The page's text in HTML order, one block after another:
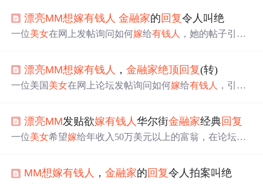
自己的建议。
漂亮MM想嫁有钱人 金融家的 回复令人叫绝
一位美女在网上发帖询问如何嫁给有钱人
，她的帖子引起
自我价值。
漂亮MM想嫁有钱人 ，金融家绝顶 回复(转)
一位美国 美女在网上论坛发帖询问如何嫁给有钱人
，引出
度解释了为何有钱人更倾向于短期交往而非婚姻。
漂亮MM发贴欲嫁有钱人华尔街金融家经典回复
一位美女希望嫁给年收入50万美元以上的富翁，在论坛求
产，因此富翁们更倾向于短期交往而非结婚。
MM想嫁有钱人 ，金融家的 回复令人拍案叫绝